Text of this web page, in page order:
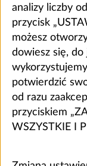
analizy liczby
przycisk
możesz
dowiesz się,
potwierdzić
od razu
przyciskiem
WSZYSTKIE I